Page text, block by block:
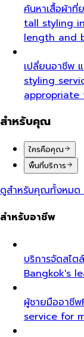
ค้นหาเสื้อผ้า
tall styling
length and
เปลี่ยนอาชีพ
styling
appropriate
สำหรับคุณ
ใครคือคุณ
พื้นที่บริการ
ดูสำหรับคุณทั้งหมด
สำหรับอาชีพ
บริการจัดสไต
Bangkok's
ผู้ชายมืออาชีพ
service for